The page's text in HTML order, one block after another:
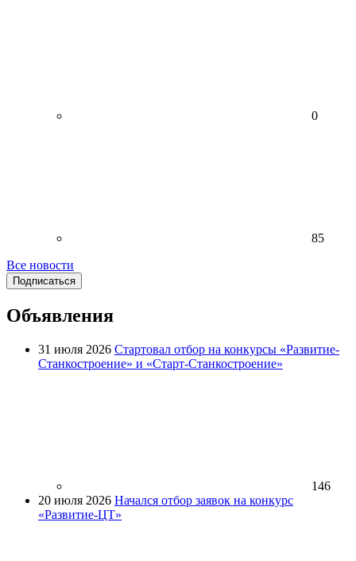
0
85
Все новости
Подписаться
Объявления
31 июля 2026 Стартовал отбор на конкурсы «Развитие-
Станкостроение» и «Старт-Станкостроение»
146
20 июля 2026 Начался отбор заявок на конкурс
«Развитие-ЦТ»